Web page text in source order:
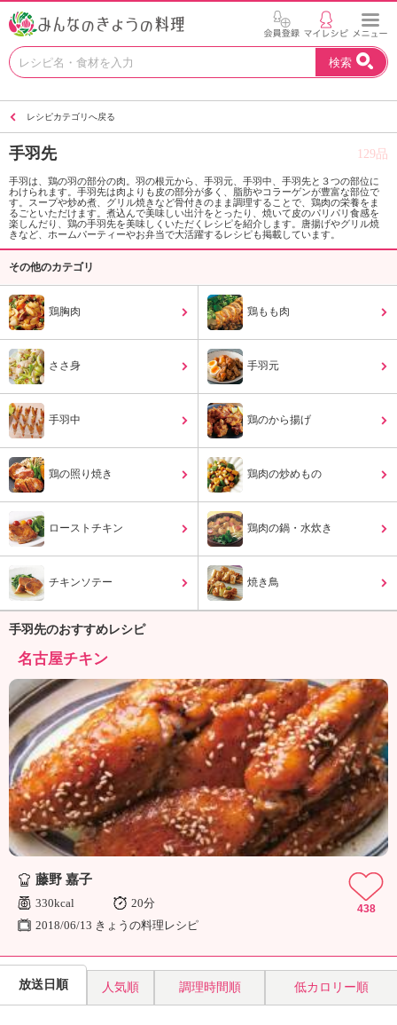
お
い
を
見
つ
け
よ
。
K
エ
ケ
ョ
「
な
の
料
理
」
検索
レシピカテゴリへ戻る
手羽先 129品
手羽は、鶏の羽の部分の肉。羽の根元から、手羽元、手羽中、手羽先と３つの部位に
わけられます。手羽先は肉よりも皮の部分が多く、脂肪やコラーゲンが豊富な部位で
す。スープや炒め煮、グリル焼きなど骨付きのまま調理することで、鶏肉の栄養をま
るごといただけます。煮込んで美味しい出汁をとったり、焼いて皮のパリパリ食感を
楽しんだり、鶏の手羽先を美味しくいただくレシピを紹介します。唐揚げやグリル焼
きなど、ホームパーティーやお弁当で大活躍するレシピも掲載しています。
その他のカテゴリ
鶏胸肉 鶏もも肉
ささ身 手羽元
手羽中 鶏のから揚げ
鶏の照り焼き 鶏肉の炒めもの
ローストチキン 鶏肉の鍋・水炊き
チキンソテー 焼き鳥
手羽先のおすすめレシピ
名古屋チキン
藤野 嘉子
330kcal
20分
2018/06/13 きょうの料理レシピ
438
放送日順 人気順 調理時間順 低カロリー順